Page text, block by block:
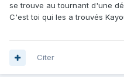
se trouve au tournant d'une
C'est toi qui les a trouvés
Citer